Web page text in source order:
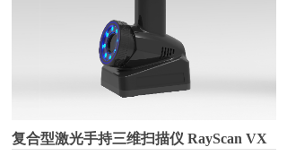
复合型激光手持三维扫描仪 RayScan VX